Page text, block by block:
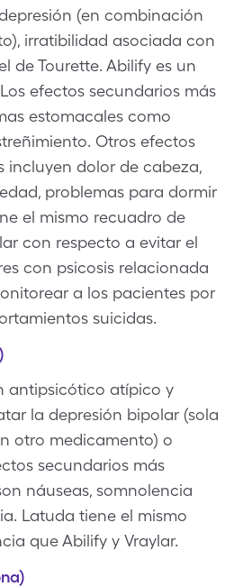
(en combinación
irratibilidad asociada con
de Tourette. Abilify es un
efectos secundarios más
estomacales como
Otros efectos
incluyen dolor de cabeza,
problemas para dormir
el mismo recuadro de
con respecto a evitar el
con psicosis relacionada
a los pacientes por
suicidas.
antipsicótico atípico y
la depresión bipolar (sola
otro medicamento) o
secundarios más
náuseas, somnolencia
Latuda tiene el mismo
que Abilify y Vraylar.